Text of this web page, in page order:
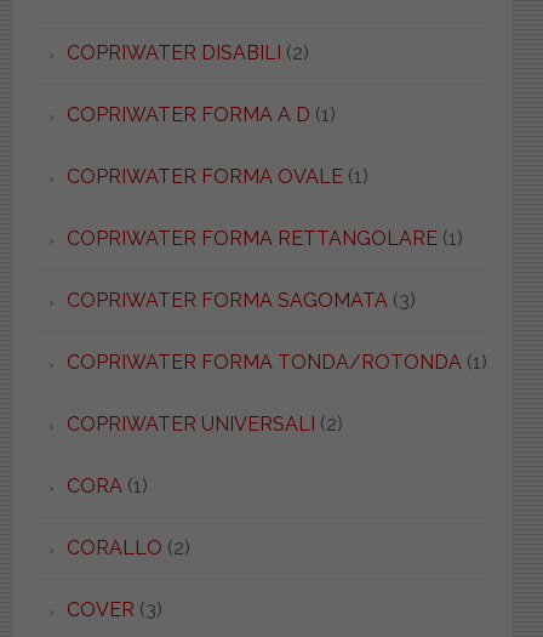
COPRIWATER DISABILI (2)
COPRIWATER FORMA A D (1)
COPRIWATER FORMA OVALE(1)
COPRIWATER FORMA RETTANGOLARE(1)
COPRIWATER FORMA SAGOMATA(3)
COPRIWATER FORMA TONDA/ROTONDA(1)
COPRIWATER UNIVERSALI (2)
CORA(1)
CORALLO (2)
COVER (3)